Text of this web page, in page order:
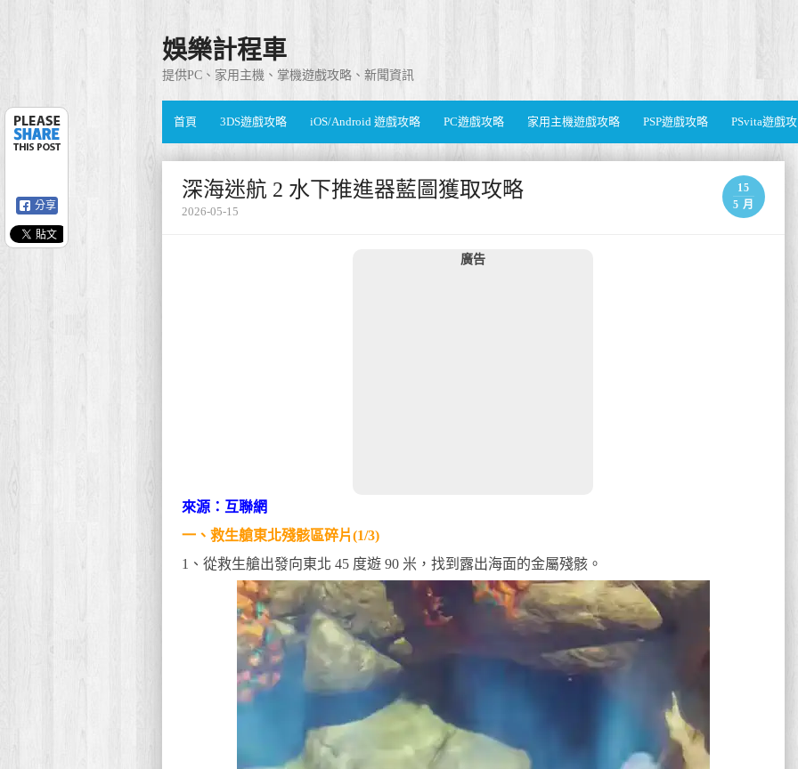
娛樂計程車
提供PC、家用主機、掌機遊戲攻略、新聞資訊
首頁 3DS遊戲攻略 iOS/Android 遊戲攻略 PC遊戲攻略 家用主機遊戲攻略 PSP遊戲攻略 PSvita遊戲
深海迷航 2 水下推進器藍圖獲取攻略
15
5 月
2026-05-15
廣告
來源：互聯網
一、救生艙東北殘骸區碎片(1/3)
1、從救生艙出發向東北 45 度遊 90 米，找到露出海面的金屬殘骸。
分享